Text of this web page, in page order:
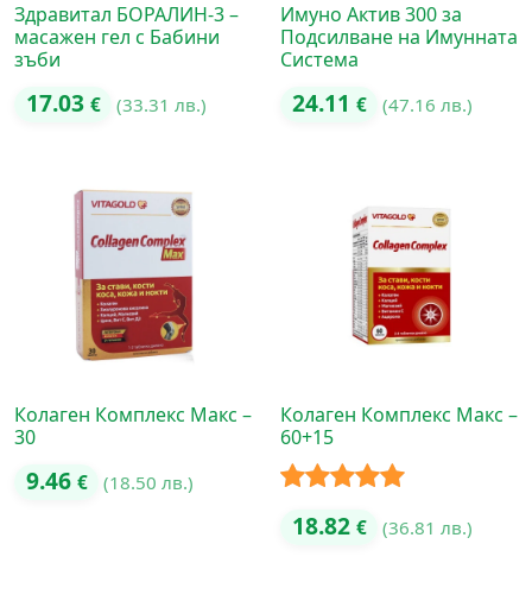
Здравитал БОРАЛИН-3 –
масажен гел с Бабини
зъби
17.03 € (33.31 лв.)
Имуно Актив 300 за
Подсилване на Имунната
Система
24.11 € (47.16 лв.)
Колаген Комплекс Макс –
30
9.46 € (18.50 лв.)
Колаген Комплекс Макс –
60+15
Оценено с
18.82 € (36.81 лв.)